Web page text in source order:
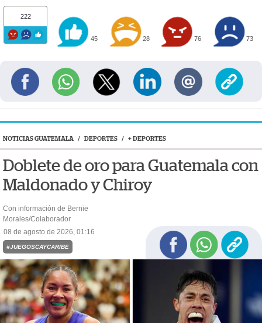
222
45 28 76 73
NOTICIAS GUATEMALA / DEPORTES / + DEPORTES
Doblete de oro para Guatemala con
Maldonado y Chiroy
Con información de Bernie
Morales/Colaborador
08 de agosto de 2026, 01:16
#JUEGOSCAYCARIBE